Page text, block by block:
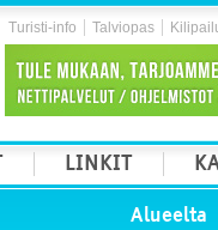
Turisti-info Talviopas
LINKIT
Alueelta